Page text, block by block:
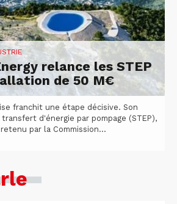
relance les STEP
de 50 M€
franchit une étape décisive. Son
d'énergie par pompage (STEP),
par la Commission...